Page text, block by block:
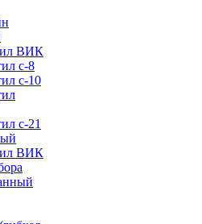
ВИК
с-8
с-10
с-21
ВИК